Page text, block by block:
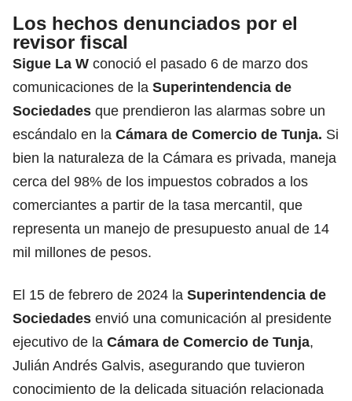
Los hechos denunciados por el
revisor fiscal
Sigue La W conoció el pasado 6 de marzo dos
comunicaciones de la Superintendencia de
Sociedades que prendieron las alarmas sobre un
escándalo en la Cámara de Comercio de Tunja. Si
bien la naturaleza de la Cámara es privada, maneja
cerca del 98% de los impuestos cobrados a los
comerciantes a partir de la tasa mercantil, que
representa un manejo de presupuesto anual de 14
mil millones de pesos.
El 15 de febrero de 2024 la Superintendencia de
Sociedades envió una comunicación al presidente
ejecutivo de la Cámara de Comercio de Tunja,
Julián Andrés Galvis, asegurando que tuvieron
conocimiento de la delicada situación relacionada